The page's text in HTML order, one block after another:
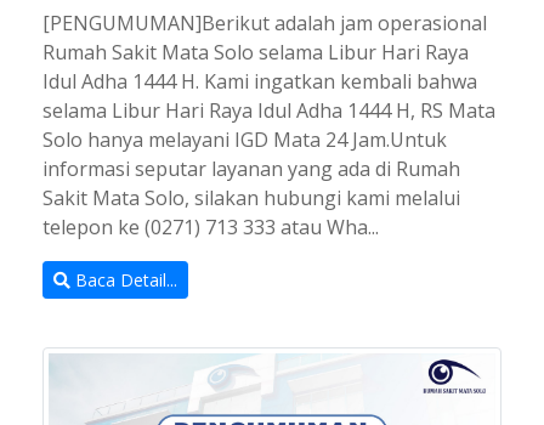
[PENGUMUMAN]Berikut adalah jam operasional
Rumah Sakit Mata Solo selama Libur Hari Raya
Idul Adha 1444 H. Kami ingatkan kembali bahwa
selama Libur Hari Raya Idul Adha 1444 H, RS Mata
Solo hanya melayani IGD Mata 24 Jam.Untuk
informasi seputar layanan yang ada di Rumah
Sakit Mata Solo, silakan hubungi kami melalui
telepon ke (0271) 713 333 atau Wha...
Baca Detail...